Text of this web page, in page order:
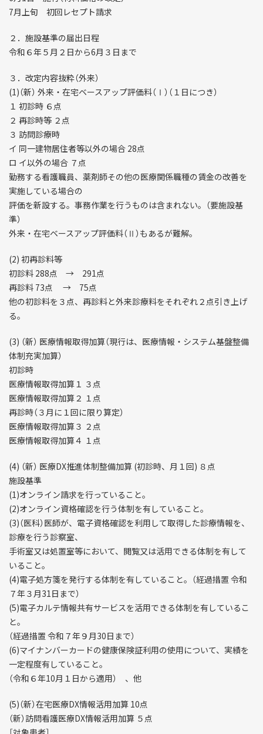
7月上旬 初回レセプト請求
２．施設基準の届出日程
令和６年５月２日から6月３日まで
３．改定内容抜粋（外来）
(1)（新） 外来・在宅ベースアップ評価料（Ⅰ）（１日につき）
１ 初診時 ６点
２ 再診時等 ２点
３ 訪問診療時
イ 同一建物居住者等以外の場合 28点
ロ イ以外の場合 ７点
勤務する看護職員、薬剤師その他の医療関係職種の賃金の改善を
実施している場合の
評価を新設する。事務作業を行うものは含まれない。（要施設基
準）
外来・在宅ベースアップ評価料（Ⅱ）もあるが難解。
(2) 初再診料等
初診料 288点 → 291点
再診料 73点 → 75点
他の初診料を３点、再診料と外来診療料をそれぞれ２点引き上げ
る。
(3) （新） 医療情報取得加算（現行は、医療情報・システム基盤整備
体制充実加算）
初診時
医療情報取得加算１ ３点
医療情報取得加算２ １点
再診時（３月に１回に限り算定）
医療情報取得加算３ ２点
医療情報取得加算４ １点
(4) （新） 医療DX推進体制整備加算 (初診時、月１回) ８点
施設基準
(1)オンライン請求を行っていること。
(2)オンライン資格確認を行う体制を有していること。
(3)（医科）医師が、電子資格確認を利用して取得した診療情報を、
診療を行う診察室、
手術室又は処置室等において、閲覧又は活用できる体制を有して
いること。
(4)電子処方箋を発行する体制を有していること。（経過措置 令和
７年３月31日まで）
(5)電子カルテ情報共有サービスを活用できる体制を有しているこ
と。
（経過措置 令和７年９月30日まで）
(6)マイナンバーカードの健康保険証利用の使用について、実績を
一定程度有していること。
（令和６年10月１日から適用） 、他
(5)（新）在宅医療DX情報活用加算 10点
（新）訪問看護医療DX情報活用加算 ５点